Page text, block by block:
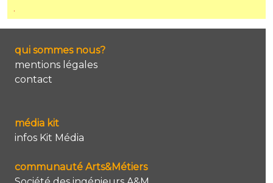
.
qui sommes nous?
mentions légales
contact
média kit
infos Kit Média
communauté Arts&Métiers